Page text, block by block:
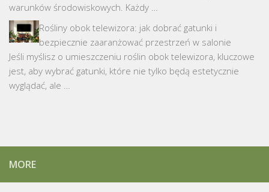
warunków środowiskowych. Każdy …
Rośliny obok telewizora: jak dobrać gatunki i
bezpiecznie zaaranżować przestrzeń w salonie
Jeśli myślisz o umieszczeniu roślin obok telewizora, kluczowe
jest, aby wybrać gatunki, które nie tylko będą estetycznie
wyglądać, ale …
MORE